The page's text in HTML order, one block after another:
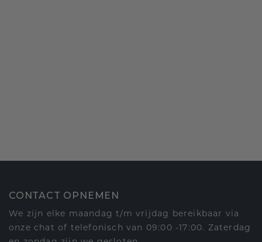
CONTACT OPNEMEN
We zijn elke maandag t/m vrijdag bereikbaar via
onze chat of telefonisch van 09:00 -17:00. Zaterdag